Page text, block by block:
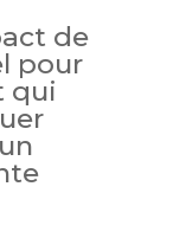
de
pour
qui